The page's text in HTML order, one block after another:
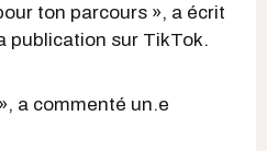
ton parcours », a écrit
publication sur TikTok.
a commenté un.e